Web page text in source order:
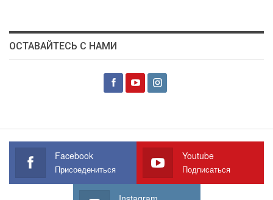
ОСТАВАЙТЕСЬ С НАМИ
Facebook
Присоедениться
Youtube
Подписаться